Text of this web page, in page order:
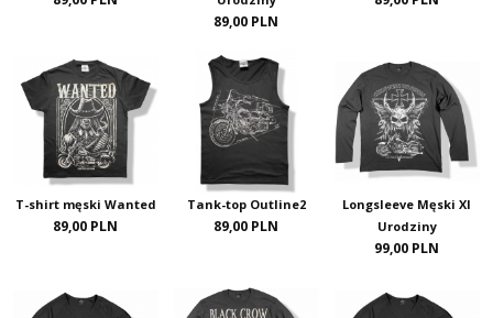
89,00 PLN
T-shirt męski Wanted
89,00 PLN
Tank-top Outline2
89,00 PLN
Longsleeve Męski XI
Urodziny
99,00 PLN